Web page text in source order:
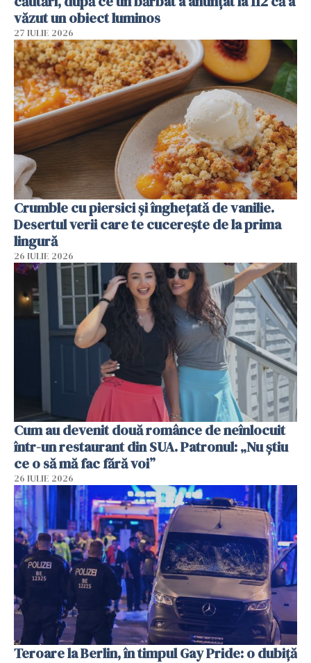
văzut un obiect luminos
27 IULIE 2026
Crumble cu piersici și înghețată de vanilie.
Desertul verii care te cucerește de la prima
lingură
26 IULIE 2026
Cum au devenit două românce de neînlocuit
într-un restaurant din SUA. Patronul: „Nu știu
ce o să mă fac fără voi”
26 IULIE 2026
Teroare la Berlin, în timpul Gay Pride: o dubiță